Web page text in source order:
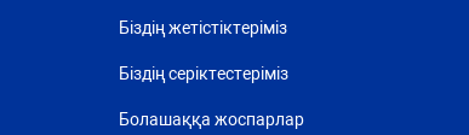
Біздің жетістіктеріміз
Біздің серіктестеріміз
Болашаққа жоспарлар